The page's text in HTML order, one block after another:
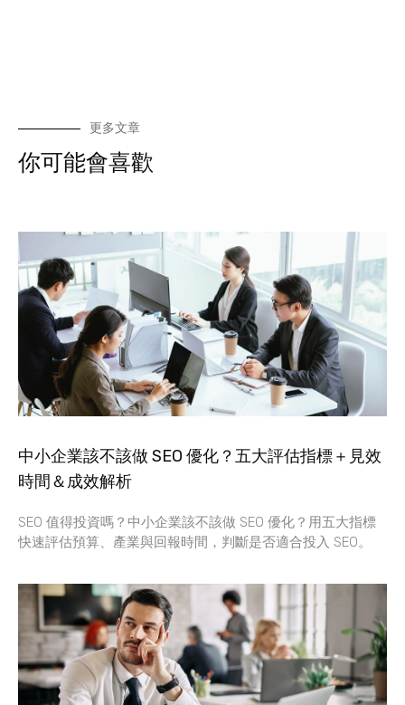
更多文章
你可能會喜歡
中小企業該不該做 SEO 優化？五大評估指標＋見效
時間＆成效解析
SEO 值得投資嗎？中小企業該不該做 SEO 優化？用五大指標
快速評估預算、產業與回報時間，判斷是否適合投入 SEO。